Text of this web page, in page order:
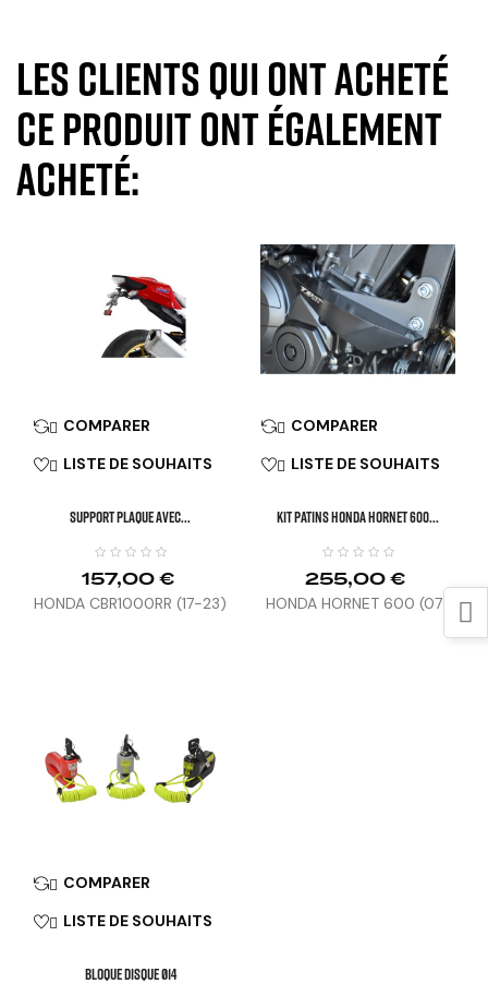
Les clients qui ont acheté
ce produit ont également
acheté:
 COMPARER
 LISTE DE SOUHAITS
SUPPORT PLAQUE AVEC...
157,00 €
HONDA CBR1000RR (17-23)
 COMPARER
 LISTE DE SOUHAITS
KIT PATINS HONDA HORNET 600...
255,00 €
HONDA HORNET 600 (07-
 COMPARER
 LISTE DE SOUHAITS
BLOQUE DISQUE Ø14